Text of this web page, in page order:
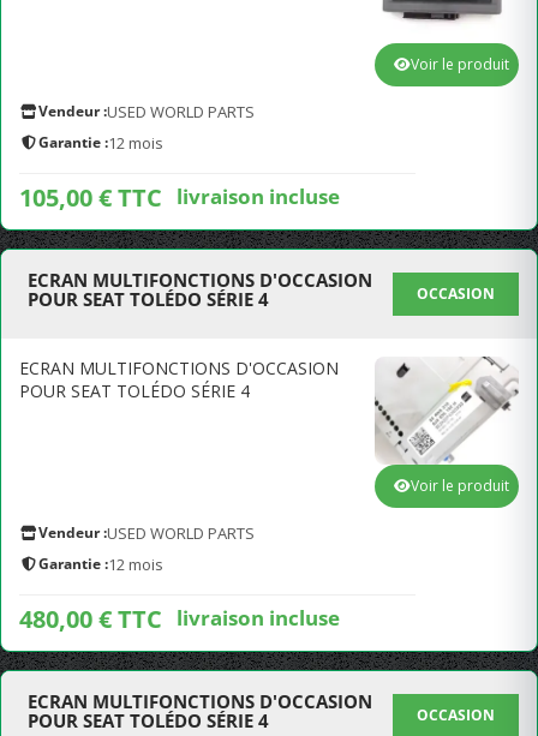
Vendeur :USED WORLD PARTS
Garantie :12 mois
105,00 € TTC livraison incluse
Voir le produit
ECRAN MULTIFONCTIONS D'OCCASION
POUR SEAT TOLÉDO SÉRIE 4
OCCASION
ECRAN MULTIFONCTIONS D'OCCASION
POUR SEAT TOLÉDO SÉRIE 4
Vendeur :USED WORLD PARTS
Garantie :12 mois
480,00 € TTC livraison incluse
Voir le produit
ECRAN MULTIFONCTIONS D'OCCASION
POUR SEAT TOLÉDO SÉRIE 4
OCCASION